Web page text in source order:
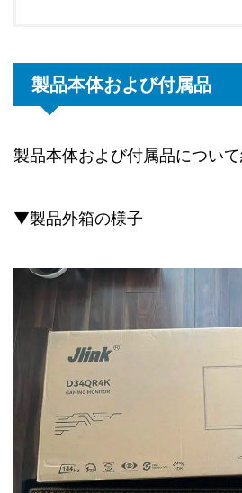
製品本体および付属品
製品本体および付属品について
▼製品外箱の様子